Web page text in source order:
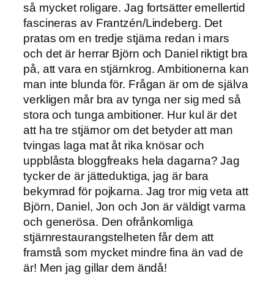
så mycket roligare. Jag fortsätter emellertid
fascineras av Frantzén/Lindeberg. Det
pratas om en tredje stjärna redan i mars
och det är herrar Björn och Daniel riktigt bra
på, att vara en stjärnkrog. Ambitionerna kan
man inte blunda för. Frågan är om de själva
verkligen mår bra av tynga ner sig med så
stora och tunga ambitioner. Hur kul är det
att ha tre stjärnor om det betyder att man
tvingas laga mat åt rika knösar och
uppblåsta bloggfreaks hela dagarna? Jag
tycker de är jätteduktiga, jag är bara
bekymrad för pojkarna. Jag tror mig veta att
Björn, Daniel, Jon och Jon är väldigt varma
och generösa. Den ofrånkomliga
stjärnrestaurangstelheten får dem att
framstå som mycket mindre fina än vad de
är! Men jag gillar dem ändå!